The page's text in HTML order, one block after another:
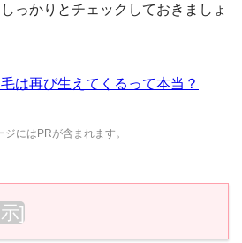
っかりとチェックしておきましょ
は再び生えてくるって本当？
にはPRが含まれます。
]